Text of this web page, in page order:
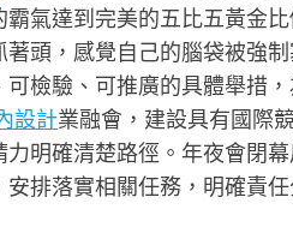
氣達到完美的五比五黃金
頭，感覺自己的腦袋被強
檢驗、可推廣的具體舉措
設計業融會，建設具有國際
明確清楚路徑。年夜會閉
排落實相關任務，明確責